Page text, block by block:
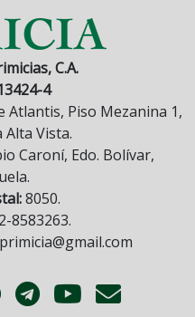
C.A.
4
Atlantis, Piso Mezanina 1,
Alta Vista.
Caroní, Edo. Bolívar,
8050.
8583263.